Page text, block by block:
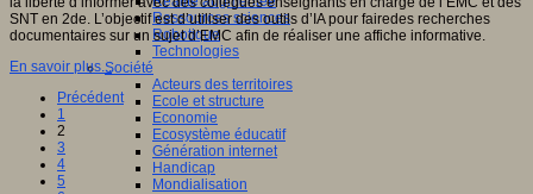
Ressources sciences
Robotique
Technologies
Société
Acteurs des territoires
Ecole et structure
Economie
Ecosystème éducatif
Génération internet
Handicap
Mondialisation
SNT en 2de. L’objectif est d’utiliser des outils d’IA pour fairedes recherches
documentaires sur un sujet d’EMC afin de réaliser une affiche informative.
En savoir plus...
Précédent
1
2
3
4
5